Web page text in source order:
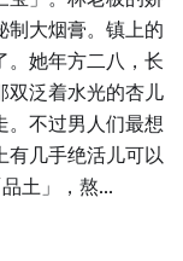
制大烟膏。镇上的
。她年方二八，长
双泛着水光的杏儿
。不过男人们最想
有几手绝活儿可以
土」，熬...